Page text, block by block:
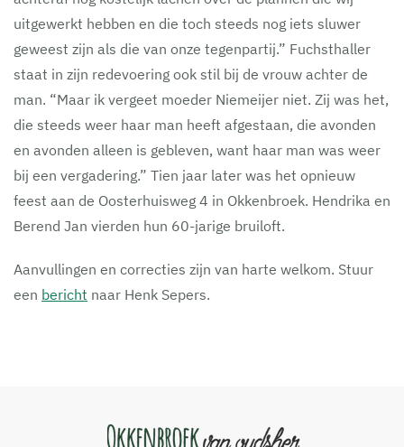
uitgewerkt hebben en die toch steeds nog iets sluwer
geweest zijn als die van onze tegenpartij.” Fuchsthaller
staat in zijn redevoering ook stil bij de vrouw achter de
man. “Maar ik vergeet moeder Niemeijer niet. Zij was het,
die steeds weer haar man heeft afgestaan, die avonden
en avonden alleen is gebleven, want haar man was weer
bij een vergadering.” Tien jaar later was het opnieuw
feest aan de Oosterhuisweg 4 in Okkenbroek. Hendrika en
Berend Jan vierden hun 60-jarige bruiloft.
Aanvullingen en correcties zijn van harte welkom. Stuur
een bericht naar Henk Sepers.